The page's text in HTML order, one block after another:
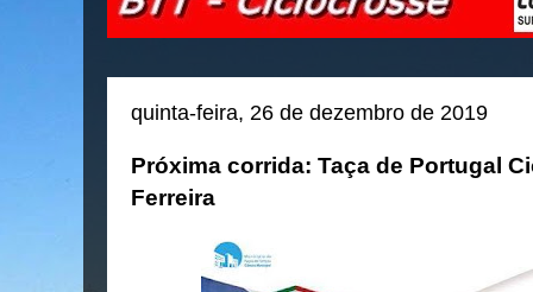
quinta-feira, 26 de dezembro de 2019
Próxima corrida: Taça de Portugal
Ferreira